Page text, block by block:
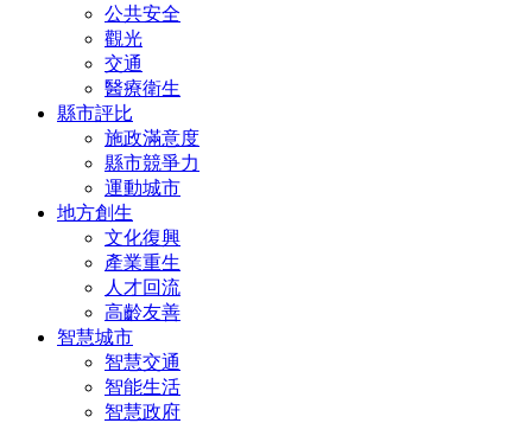
公共安全
觀光
交通
醫療衛生
縣市評比
施政滿意度
縣市競爭力
運動城市
地方創生
文化復興
產業重生
人才回流
高齡友善
智慧城市
智慧交通
智能生活
智慧政府